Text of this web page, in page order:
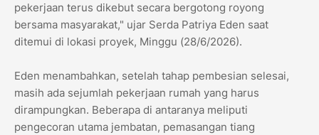
pekerjaan terus dikebut secara bergotong royong
bersama masyarakat," ujar Serda Patriya Eden saat
ditemui di lokasi proyek, Minggu (28/6/2026).
​Eden menambahkan, setelah tahap pembesian selesai,
masih ada sejumlah pekerjaan rumah yang harus
dirampungkan. Beberapa di antaranya meliputi
pengecoran utama jembatan, pemasangan tiang